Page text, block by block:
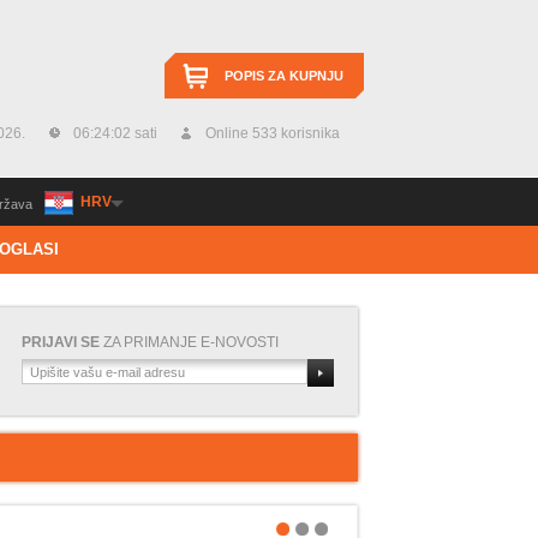
POPIS ZA KUPNJU
06:24:03 sati Online 533 korisnika
HRV
PRIJAVI SEZA PRIMANJE E-NOVOSTI